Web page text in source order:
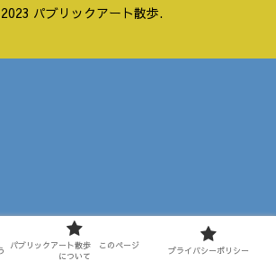
パブリックアート散歩.
パブリックアート散歩 このページ
について
プライバシーポリシー